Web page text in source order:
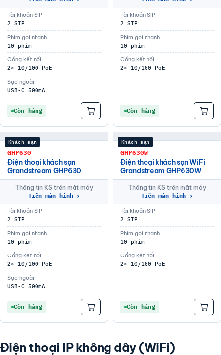
Tài khoản SIP
2 SIP
Phím gọi nhanh
10 phím
Cổng kết nối
2× 10/100 PoE
Sạc ngoài
USB-C 500mA
Còn hàng
Tài khoản SIP
2 SIP
Phím gọi nhanh
10 phím
Cổng kết nối
2× 10/100 PoE
Còn hàng
Khách sạn
GHP630
Điện thoại khách sạn
Grandstream GHP630
Thông tin KS trên mặt máy
Trên màn hình ›
Tài khoản SIP
2 SIP
Phím gọi nhanh
10 phím
Cổng kết nối
2× 10/100 PoE
Sạc ngoài
USB-C 500mA
Còn hàng
Khách sạn
GHP630W
Điện thoại khách sạn WiFi
Grandstream GHP630W
Thông tin KS trên mặt máy
Trên màn hình ›
Tài khoản SIP
2 SIP
Phím gọi nhanh
10 phím
Cổng kết nối
2× 10/100 PoE
Còn hàng
Điện thoại IP không dây (WiFi)